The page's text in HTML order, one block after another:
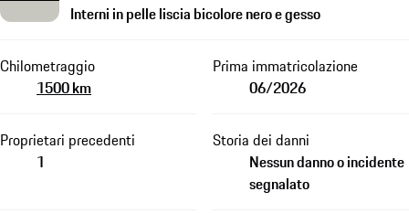
Interni in pelle liscia bicolore nero e gesso
Chilometraggio
1500 km
Prima immatricolazione
06/2026
Proprietari precedenti
1
Storia dei danni
Nessun danno o incidente
segnalato